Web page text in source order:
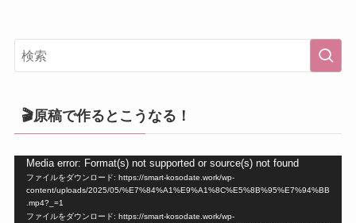
🎬原稿で作るとこうなる！
Media error: Format(s) not supported or source(s) not found
ファイルをダウンロード: https://smart-kosodate.work/wp-
content/uploads/2025/05/%E7%84%A1%E9%A1%8C%E5%8B%95%E7%94%BB
.mp4?_=1
ファイルをダウンロード: https://smart-kosodate.work/wp-